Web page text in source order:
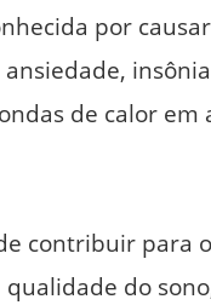
por causar
de calor em
contribuir para
qualidade do